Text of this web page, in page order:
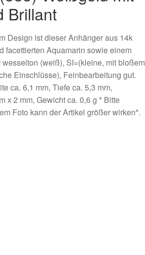
Brillant
Design ist dieser Anhänger aus 14k
facettierten Aquamarin sowie einem
(weiß), SI=(kleine, mit bloßem
Einschlüsse), Feinbearbeitung gut.
ca. 6,1 mm, Tiefe ca. 5,3 mm,
x 2 mm, Gewicht ca. 0,6 g * Bitte
Foto kann der Artikel größer wirken*.